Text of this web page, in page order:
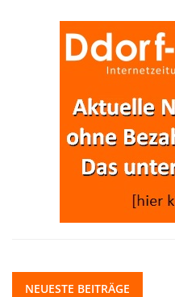
NEUESTE BEITRÄGE